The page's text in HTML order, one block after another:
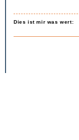
Dies ist mir was wert: